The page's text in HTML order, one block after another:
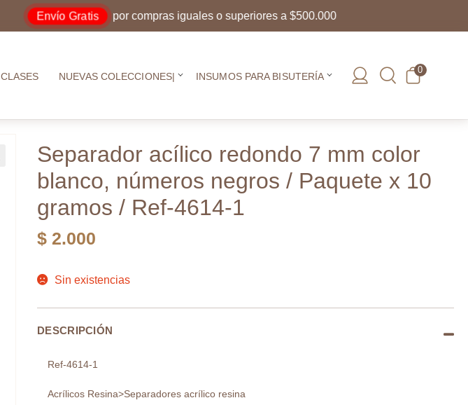
Envío Gratis por compras iguales o superiores a $500.000
CLASES NUEVAS COLECCIONES| INSUMOS PARA BISUTERÍA
0
Separador acílico redondo 7 mm color
blanco, números negros / Paquete x 10
gramos / Ref-4614-1
$ 2.000
Sin existencias
DESCRIPCIÓN
Ref-4614-1
Acrílicos Resina>Separadores acrílico resina